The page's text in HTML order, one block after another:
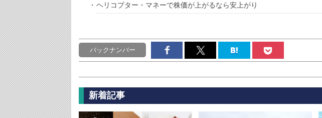
ヘリコプター・マネーで株価が上がるなら安上がり
バックナンバー
新着記事